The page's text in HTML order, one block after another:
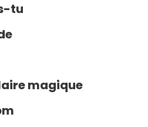
tu
magique